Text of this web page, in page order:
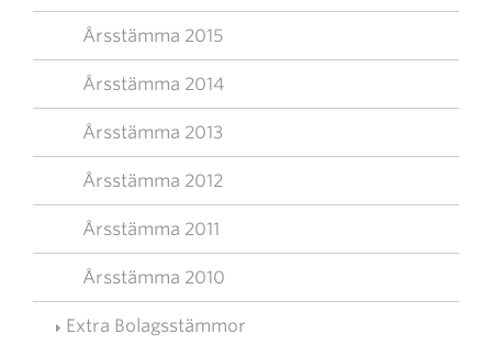
Årsstämma 2015
Årsstämma 2014
Årsstämma 2013
Årsstämma 2012
Årsstämma 2011
Årsstämma 2010
Extra Bolagsstämmor